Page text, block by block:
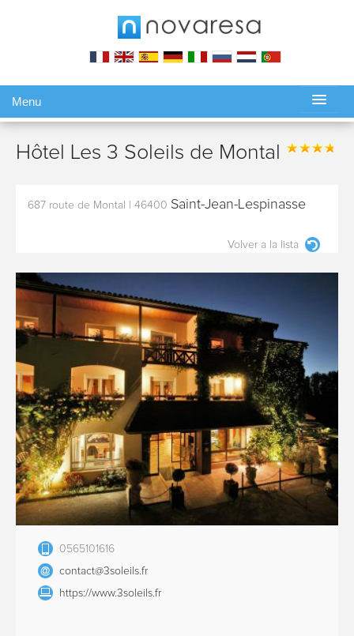
Menu
Hôtel Les 3 Soleils de Montal
687 route de Montal 46400 Saint-Jean-Lespinasse
Volver a la lista
0565101616
contact@3soleils.fr
https://www.3soleils.fr